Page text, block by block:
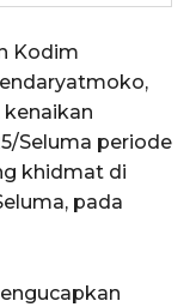
Kodim
Seluma periode
khidmat di
pada